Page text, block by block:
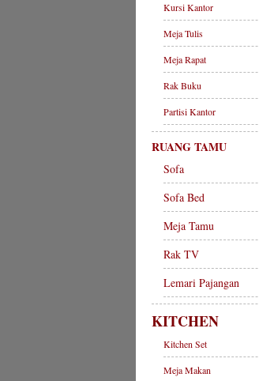
Kursi Kantor
Meja Tulis
Meja Rapat
Rak Buku
Partisi Kantor
RUANG TAMU
Sofa
Sofa Bed
Meja Tamu
Rak TV
Lemari Pajangan
KITCHEN
Kitchen Set
Meja Makan